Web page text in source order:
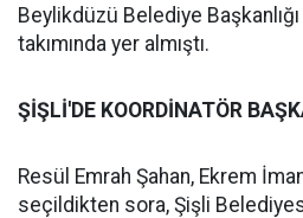
Beylikdüzü Belediye
takımında yer almıştı.
ŞİŞLİ'DE KOORDİNATÖR
Resül Emrah Şahan, Ekrem
seçildikten sora, Şişli